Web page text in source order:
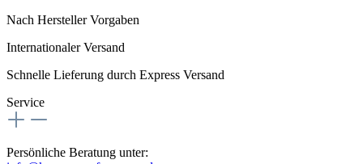
Nach Hersteller Vorgaben
Internationaler Versand
Schnelle Lieferung durch Express Versand
Service
Persönliche Beratung unter: